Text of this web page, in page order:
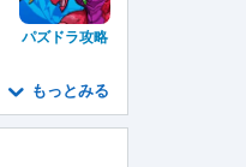
パズドラ攻略
もっとみる